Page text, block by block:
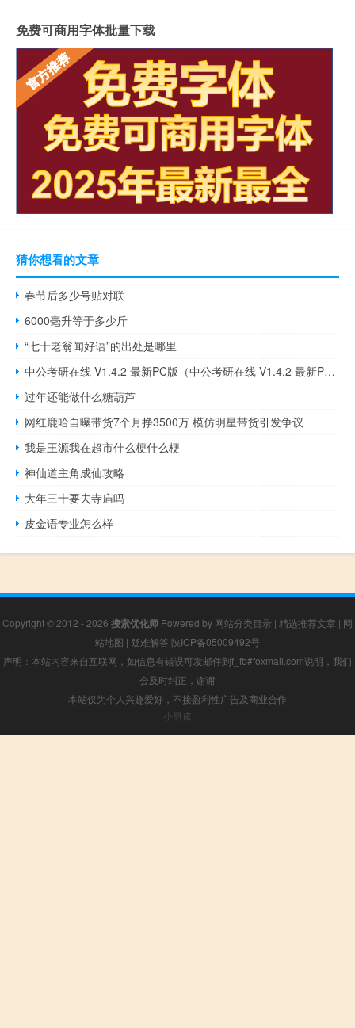
免费可商用字体批量下载
猜你想看的文章
春节后多少号贴对联
6000毫升等于多少斤
“七十老翁闻好语”的出处是哪里
中公考研在线 V1.4.2 最新PC版（中公考研在线 V1.4.2 最新PC版功能简介）
过年还能做什么糖葫芦
网红鹿哈自曝带货7个月挣3500万 模仿明星带货引发争议
我是王源我在超市什么梗什么梗
神仙道主角成仙攻略
大年三十要去寺庙吗
皮金语专业怎么样
Copyright © 2012 - 2026 搜索优化师 Powered by 网站分类目录 | 精选推荐文章 | 网
站地图 | 疑难解答 陕ICP备05009492号
声明：本站内容来自互联网，如信息有错误可发邮件到f_fb#foxmail.com说明，我们
会及时纠正，谢谢
本站仅为个人兴趣爱好，不接盈利性广告及商业合作
小男孩